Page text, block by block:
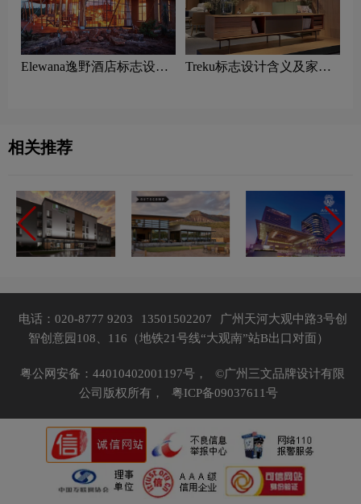
Elewana逸野酒店标志设计
Treku标志设计含义及家具
相关推荐
电话：020-8777 9203 13501502207
广州天河大观中路3号创
智创意园108、116（地铁21号线“大观南”站B出口对面）
粤公网安备：44010402001197号，
©广州三文品牌设计有限
公司版权所有，
粤ICP备09037611号